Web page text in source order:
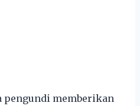
pengundi memberikan